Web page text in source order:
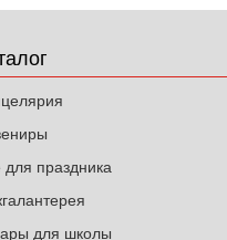
для праздника
для школы